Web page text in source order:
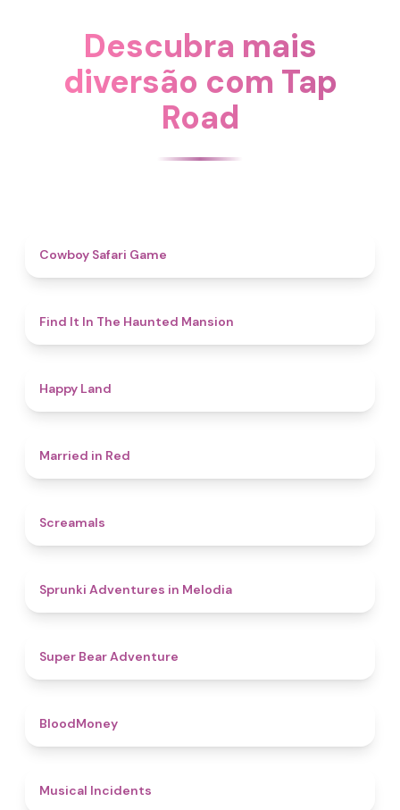
Descubra mais
diversão com Tap
Road
Cowboy Safari Game
Find It In The Haunted Mansion
Happy Land
Married in Red
Screamals
Sprunki Adventures in Melodia
Super Bear Adventure
BloodMoney
Musical Incidents